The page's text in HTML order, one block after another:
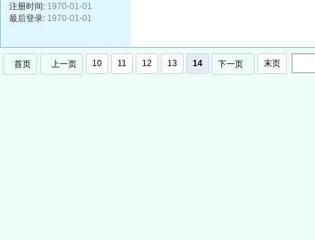
注册时间: 1970-01-01
最后登录: 1970-01-01
首页 上一页 10 11 12 13 14 下一页 末页